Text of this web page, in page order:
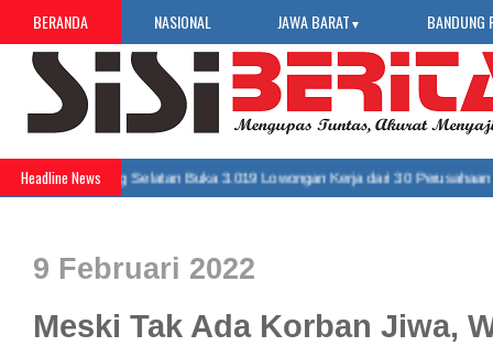
BERANDA NASIONAL JAWA BARAT ▼ BANDUNG
Headline News
Bandung Selatan Buka 3.019 Lowongan Kerja dari 30 Perusahaan »
9 Februari 2022
Meski Tak Ada Korban Jiwa,